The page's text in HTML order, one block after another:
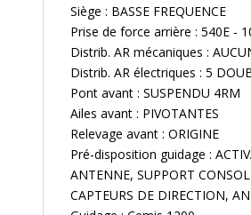
Siège : BASSE FREQUENCE
Prise de force arrière : 540E -
Distrib. AR mécaniques :
Distrib. AR électriques : 5
Pont avant : SUSPENDU 4RM
Ailes avant : PIVOTANTES
Relevage avant : ORIGINE
Pré-disposition guidage :
ANTENNE, SUPPORT
CAPTEURS DE DIRECTION,